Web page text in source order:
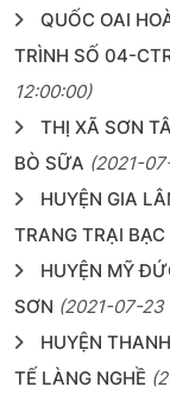
QUỐC OAI
TRÌNH SỐ 04-
12:00:00)
THỊ XÃ SƠN
BÒ SỮA (2021-
HUYỆN GIA
TRANG TRẠI BẠC
HUYỆN MỸ
SƠN (2021-07-23
HUYỆN
TẾ LÀNG NGHỀ